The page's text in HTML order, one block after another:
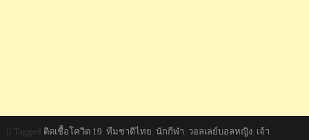
Tagged ติดเชื้อโควิด 19 ทีมชาติไทย นักกีฬา วอลเลย์บอลหญิง, เจ้า